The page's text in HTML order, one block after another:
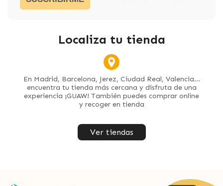
Localiza tu tienda
En Madrid, Barcelona, Jerez, Ciudad Real, Valencia...
encuentra tu tienda más cercana y disfruta de una
experiencia ¡GUAW! También puedes comprar online
y recoger en tienda
Ver tiendas